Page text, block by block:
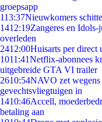
groepsapp
113:37Nieuwkomers
1412:19Zangeres en
overleden
2412:00Huisarts per direct
1011:41Netflix-abonnees
uitgebreide GTA VI trailer
2610:54NAVO zet wegens
gevechtsvliegtuigen in
1410:46Accell,
betaling aan